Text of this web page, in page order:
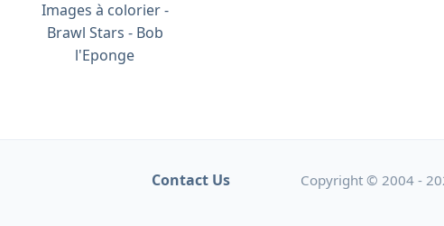
Images à colorier -
Brawl Stars - Bob
l'Eponge
Contact Us Copyright © 2004 -